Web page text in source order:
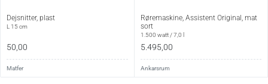
Dejsnitter, plast
L 15 cm
50,00
Matfer
Røremaskine, Assistent Original, mat
sort
1.500 watt / 7,0 l
5.495,00
Ankarsrum